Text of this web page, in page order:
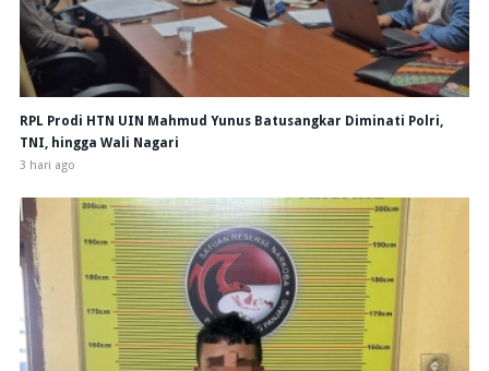
RPL Prodi HTN UIN Mahmud Yunus Batusangkar Diminati Polri,
TNI, hingga Wali Nagari
3 hari ago